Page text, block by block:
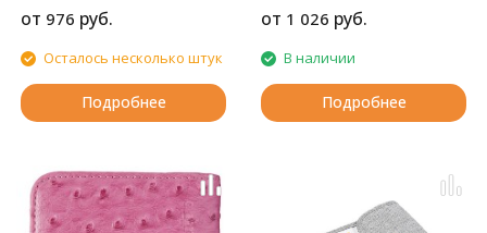
от 976 руб.
Осталось несколько штук
Подробнее
от 1 026 руб.
В наличии
Подробнее